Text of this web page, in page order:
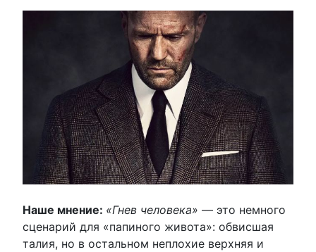
Наше мнение: «Гнев человека» — это немного
сценарий для «папиного живота»: обвисшая
талия, но в остальном неплохие верхняя и